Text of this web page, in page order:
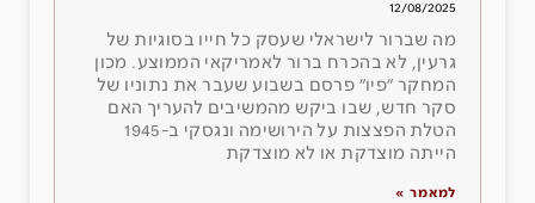
12/08/2025
מה שברור לישראלי שעסק כל חייו בסוגיות של
גרעין, לא בהכרח ברור לאמריקאי הממוצע. מכון
המחקר ״פיו״ פרסם בשבוע שעבר את נתוניו של
סקר חדש, שבו ביקש מהמשיבים להעריך האם
הטלת הפצצות על הירושימה ונגסקי ב-1945
הייתה מוצדקת או לא מוצדקת
למאמר »